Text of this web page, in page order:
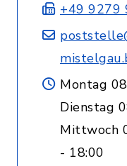
+49 9279
Montag
Dienstag
Mittwoch
- 18:00